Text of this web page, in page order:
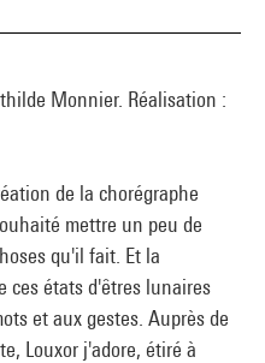
Monnier. Réalisation :
de la chorégraphe
mettre un peu de
qu'il fait. Et la
ces états d'êtres lunaires
et aux gestes. Auprès de
Louxor j'adore, étiré à